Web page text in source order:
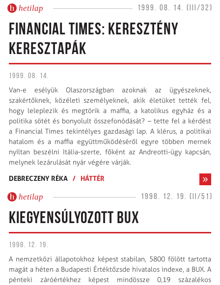
hetilap 1999. 08. 14. (III/32)
FINANCIAL TIMES: KERESZTÉNY
KERESZTAPÁK
1999. 08. 14.
Van-e esélyük Olaszországban azoknak az ügyészeknek,
szakértőknek, közéleti személyeknek, akik életüket tették fel,
hogy leleplezik és megtörik a maffia, a katolikus egyház és a
politika sötét és bonyolult összefonódását? – tette fel a kérdést
a Financial Times tekintélyes gazdasági lap. A klérus, a politikai
hatalom és a maffia együttműködéséről egyre többen mernek
nyíltan beszélni Itália-szerte, főként az Andreotti-ügy kapcsán,
melynek lezárulását nyár végére várják.
DEBRECZENY RÉKA / HÁTTÉR
hetilap 1998. 12. 19. (II/51)
KIEGYENSÚLYOZOTT BUX
1998. 12. 19.
A nemzetközi állapotokhoz képest stabilan, 5800 fölött tartotta
magát a héten a Budapesti Értéktőzsde hivatalos indexe, a BUX. A
pénteki záróértékhez képest mindössze 0,19 százalékos